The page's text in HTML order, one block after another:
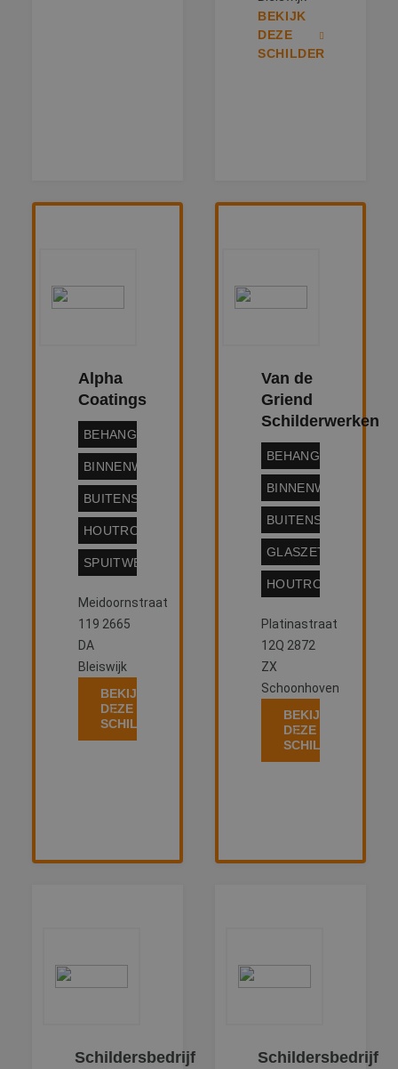
BEKIJK
DEZE
SCHILDER
Alpha
Coatings
BEHANGWERK
BINNENWERK
BUITENSCHILDERWERK
HOUTROTREPARATIE
SPUITWERK
Meidoornstraat
119 2665
DA
Bleiswijk
BEKIJK
DEZE
SCHILDER
Van de
Griend
Schilderwerken
BEHANGWERK
BINNENWERK
GLASZETTEN
Platinastraat
12Q 2872
ZX
Schoonhoven
BEKIJK
DEZE
SCHILDER
Schildersbedrijf
Schildersbedrijf